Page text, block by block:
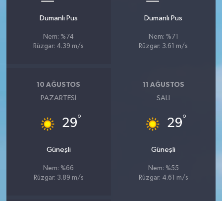
Dumanlı Pus
Nem: %74
Rüzgar: 4.39 m/s
Dumanlı Pus
Nem: %71
Rüzgar: 3.61 m/s
10 AĞUSTOS
PAZARTESI
29°
Güneşli
Nem: %66
Rüzgar: 3.89 m/s
11 AĞUSTOS
SALI
29°
Güneşli
Nem: %55
Rüzgar: 4.61 m/s